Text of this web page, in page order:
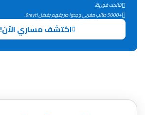
نتائجك فورية!
+5000 طالب مغربي وجدوا طريقهم بفضل 9rayti.
اكتشف مساري الآن!